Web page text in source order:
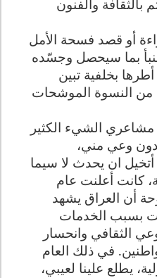
والفنون
أو قصد فسحة الأمل
بما سيحصل وجسّده
بخلفية تبين
من النسوة الموشحات
الشيء الكثير
وعي مني،
ان يحدث لا سيما
كانت أعلنت عام
أن العراق يشهد
بسبب الخدمات
الثقافي وانحسار
في ذلك العام
يطلع علينا لعيبي،